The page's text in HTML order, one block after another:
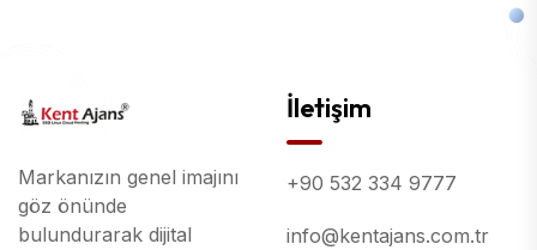
Markanızın genel imajını
göz önünde
bulundurarak dijital
İletişim
+90 532 334 9777
info@kentajans.com.tr